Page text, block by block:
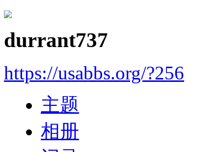
durrant737
https://usabbs.org/?256
主题
相册